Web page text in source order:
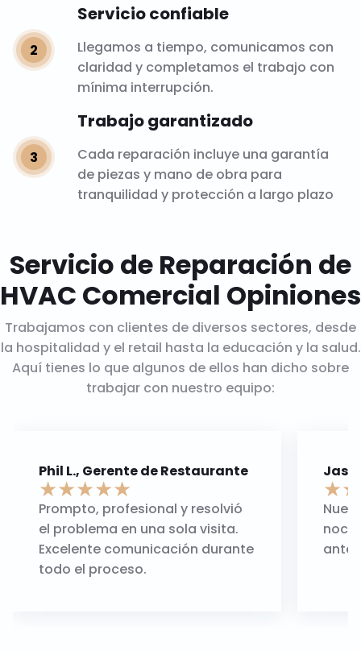
Servicio confiable
Llegamos a tiempo, comunicamos con
claridad y completamos el trabajo con
mínima interrupción.
Trabajo garantizado
Cada reparación incluye una garantía
de piezas y mano de obra para
tranquilidad y protección a largo plazo
Servicio de Reparación de
HVAC Comercial Opiniones
Trabajamos con clientes de diversos sectores, desde
la hospitalidad y el retail hasta la educación y la salud.
Aquí tienes lo que algunos de ellos han dicho sobre
trabajar con nuestro equipo:
Phil L., Gerente de Restaurante
★★★★★
Prompto, profesional y resolvió
el problema en una sola visita.
Excelente comunicación durante
todo el proceso.
★★